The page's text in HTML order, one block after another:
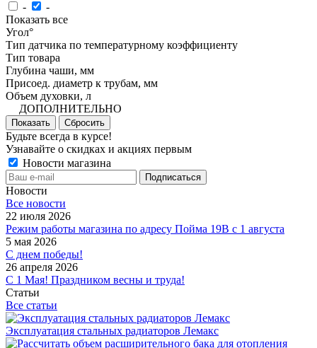
-
-
Показать все
Угол°
Тип датчика по температурному коэффициенту
Тип товара
Глубина чаши, мм
Присоед. диаметр к трубам, мм
Объем духовки, л
ДОПОЛНИТЕЛЬНО
Показать Сбросить
Будьте всегда в курсе!
Узнавайте о скидках и акциях первым
Новости магазина
Новости
Все новости
22 июля 2026
Режим работы магазина по адресу Пойма 19В с 1 августа
5 мая 2026
С днем победы!
26 апреля 2026
С 1 Мая! Праздником весны и труда!
Статьи
Все статьи
Эксплуатация стальных радиаторов Лемакс